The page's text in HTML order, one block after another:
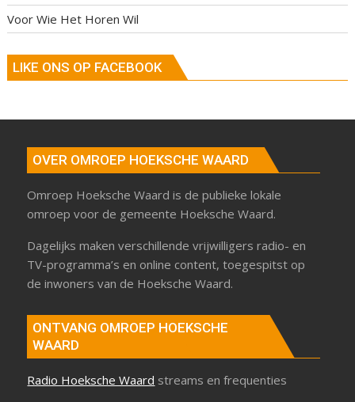
Voor Wie Het Horen Wil
LIKE ONS OP FACEBOOK
OVER OMROEP HOEKSCHE WAARD
Omroep Hoeksche Waard is de publieke lokale
omroep voor de gemeente Hoeksche Waard.
Dagelijks maken verschillende vrijwilligers radio- en
TV-programma’s en online content, toegespitst op
de inwoners van de Hoeksche Waard.
ONTVANG OMROEP HOEKSCHE
WAARD
Radio Hoeksche Waard streams en frequenties